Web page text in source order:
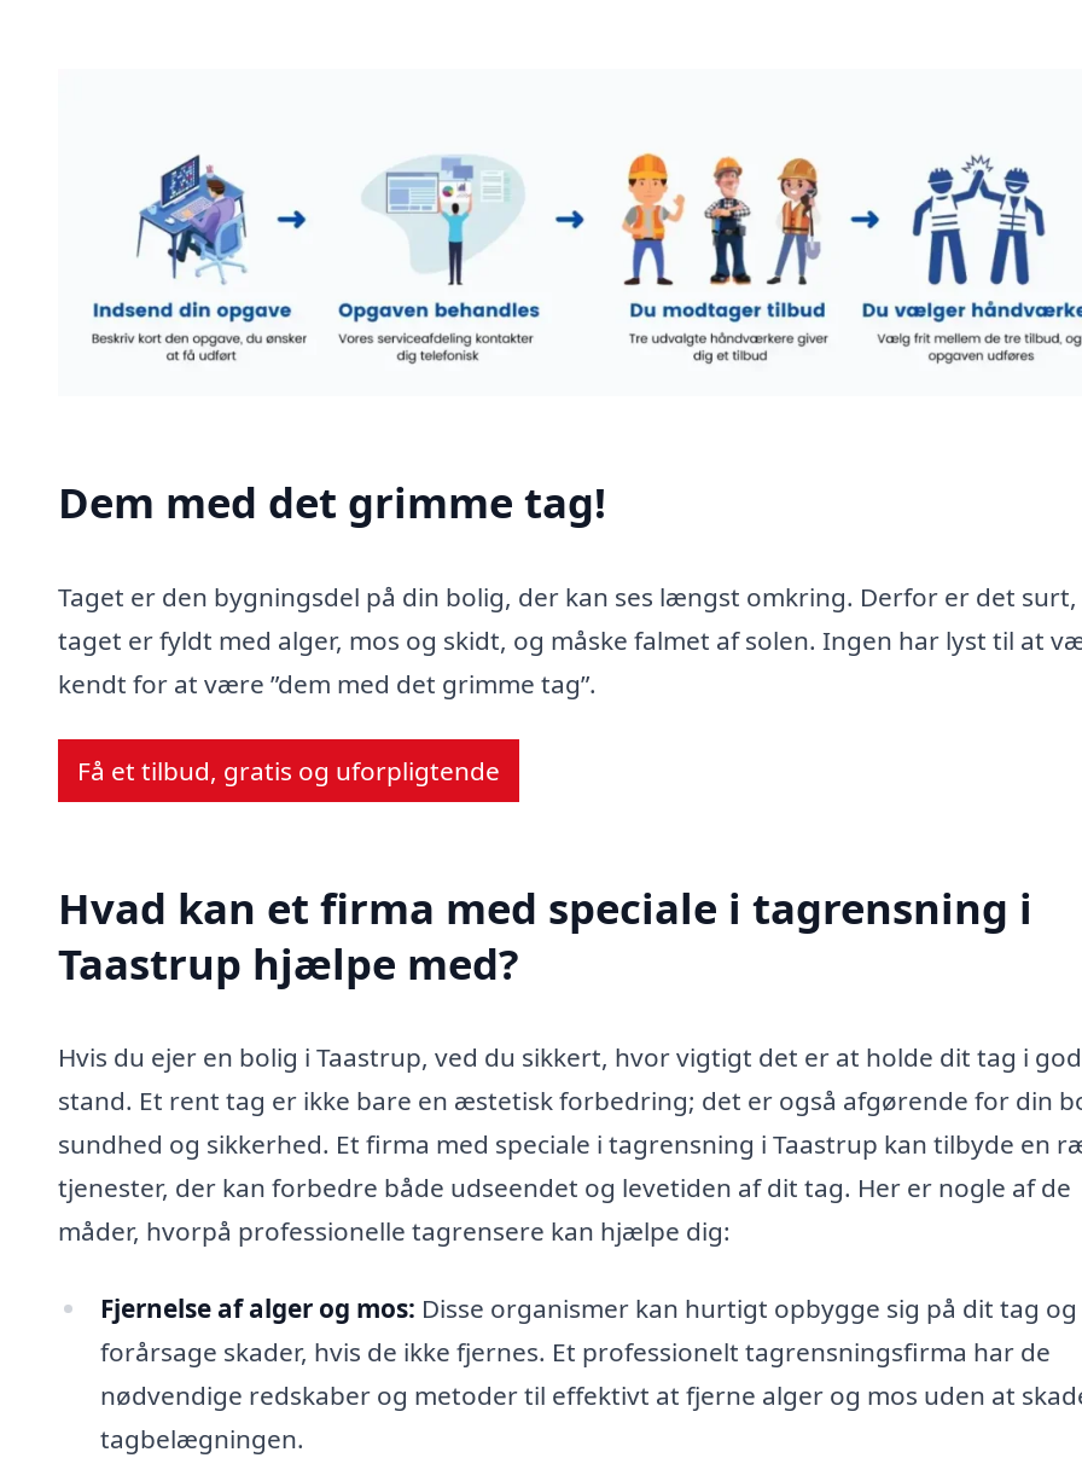
Dem med det grimme tag!
Taget er den bygningsdel på din bolig, der kan ses længst omkring. Derfor er det
taget er fyldt med alger, mos og skidt, og måske falmet af solen. Ingen har lyst til at
kendt for at være ”dem med det grimme tag”.
Få et tilbud, gratis og uforpligtende
Hvad kan et firma med speciale i tagrensning i
Taastrup hjælpe med?
Hvis du ejer en bolig i Taastrup, ved du sikkert, hvor vigtigt det er at holde dit tag i god
stand. Et rent tag er ikke bare en æstetisk forbedring; det er også afgørende for din
sundhed og sikkerhed. Et firma med speciale i tagrensning i Taastrup kan tilbyde en
tjenester, der kan forbedre både udseendet og levetiden af dit tag. Her er nogle af de
måder, hvorpå professionelle tagrensere kan hjælpe dig:
Fjernelse af alger og mos: Disse organismer kan hurtigt opbygge sig på dit tag og
forårsage skader, hvis de ikke fjernes. Et professionelt tagrensningsfirma har de
nødvendige redskaber og metoder til effektivt at fjerne alger og mos uden at
tagbelægningen.